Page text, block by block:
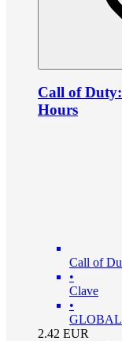
Call of
Hours
Call of
•
Clave
•
GLOBAL
2.42 EUR